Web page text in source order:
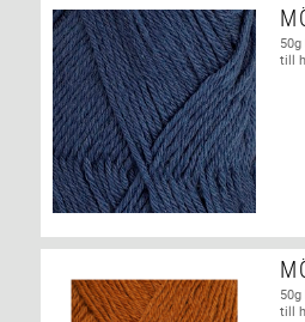
till
till